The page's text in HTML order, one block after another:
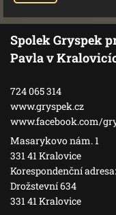
Spolek Gryspek
Pavla v
724 065 314
www.gryspek.cz
www.facebook.com/
Masarykovo nám. 1
331 41 Kralovice
Korespondenční adresa:
Drožstevní 634
331 41 Kralovice